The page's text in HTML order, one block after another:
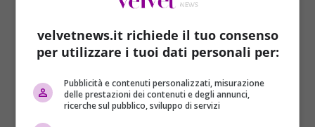
italiani implicati nella vicenda lo stilista
Valentino Garavaniedue grandi gruppi finanziari
velvetnews.it richiede il tuo consenso
per utilizzare i tuoi dati personali per:
Pubblicità e contenuti personalizzati, misurazione
delle prestazioni dei contenuti e degli annunci,
ricerche sul pubblico, sviluppo di servizi